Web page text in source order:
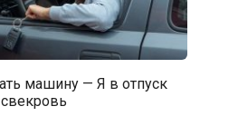
машину — Я в отпуск